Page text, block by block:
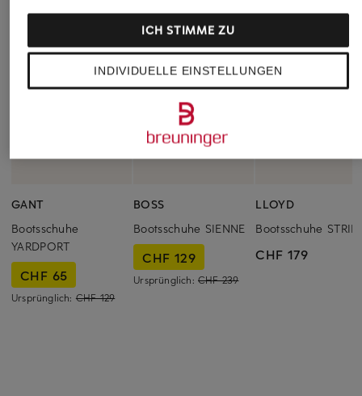
GANT
Bootsschuhe
YARDPORT
CHF 65
Ursprünglich: CHF 129
BOSS
Bootsschuhe SIENNE
CHF 129
Ursprünglich: CHF 239
LLOYD
Bootsschuhe
CHF 179
INDIVIDUELLE EINSTELLUNGEN
ICH STIMME ZU